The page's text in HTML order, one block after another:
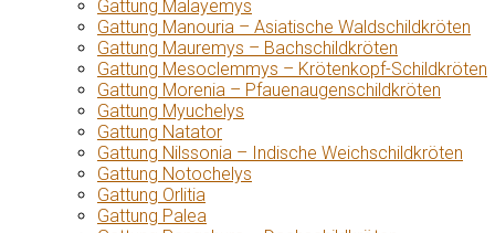
Gattung Malayemys
Gattung Manouria – Asiatische Waldschildkröten
Gattung Mauremys – Bachschildkröten
Gattung Mesoclemmys – Krötenkopf-Schildkröten
Gattung Morenia – Pfauenaugenschildkröten
Gattung Myuchelys
Gattung Natator
Gattung Nilssonia – Indische Weichschildkröten
Gattung Notochelys
Gattung Orlitia
Gattung Palea